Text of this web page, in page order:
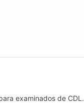
examinados de CDL.